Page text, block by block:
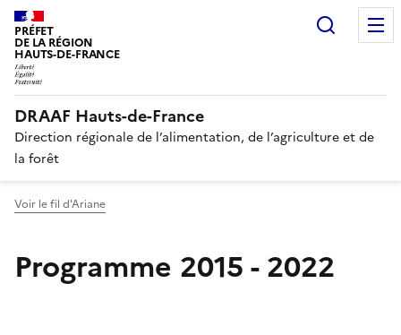
PRÉFET
DE LA RÉGION
HAUTS-DE-FRANCE
DRAAF Hauts-de-France
Direction régionale de l’alimentation, de l’agriculture et de
la forêt
Voir le fil d'Ariane
Programme 2015 - 2022